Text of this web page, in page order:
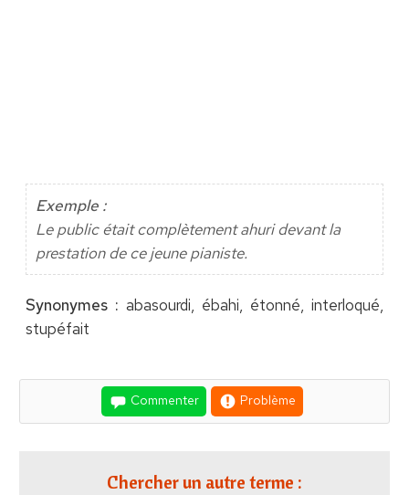
Exemple :
Le public était complètement ahuri devant la
prestation de ce jeune pianiste.
Synonymes : abasourdi, ébahi, étonné, interloqué,
stupéfait
Commenter Problème
Chercher un autre terme :